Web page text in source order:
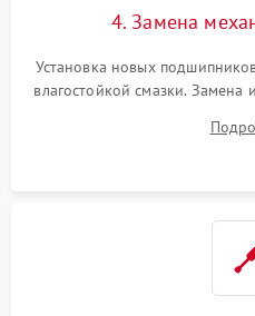
4. Замена
Установка новых
влагостойкой смазки.
или поврежденной